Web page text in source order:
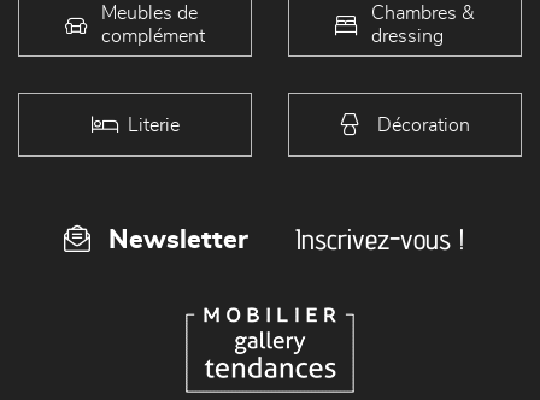
Meubles de
complément
Chambres &
dressing
Literie Décoration
Newsletter Inscrivez-vous !